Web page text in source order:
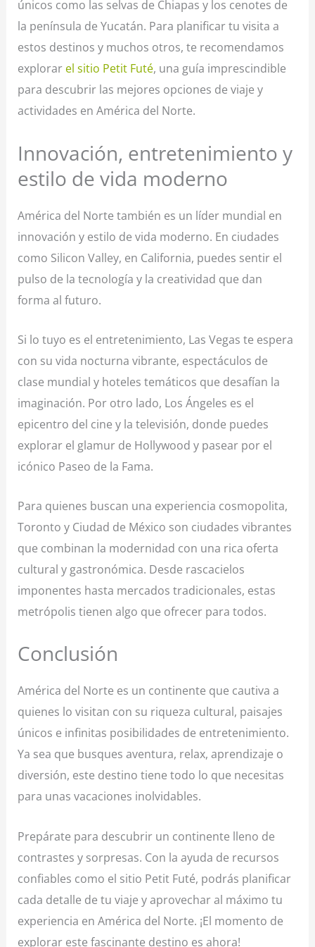
únicos como las selvas de Chiapas y los cenotes de
la península de Yucatán. Para planificar tu visita a
estos destinos y muchos otros, te recomendamos
explorar el sitio Petit Futé, una guía imprescindible
para descubrir las mejores opciones de viaje y
actividades en América del Norte.
Innovación, entretenimiento y
estilo de vida moderno
América del Norte también es un líder mundial en
innovación y estilo de vida moderno. En ciudades
como Silicon Valley, en California, puedes sentir el
pulso de la tecnología y la creatividad que dan
forma al futuro.
Si lo tuyo es el entretenimiento, Las Vegas te espera
con su vida nocturna vibrante, espectáculos de
clase mundial y hoteles temáticos que desafían la
imaginación. Por otro lado, Los Ángeles es el
epicentro del cine y la televisión, donde puedes
explorar el glamur de Hollywood y pasear por el
icónico Paseo de la Fama.
Para quienes buscan una experiencia cosmopolita,
Toronto y Ciudad de México son ciudades vibrantes
que combinan la modernidad con una rica oferta
cultural y gastronómica. Desde rascacielos
imponentes hasta mercados tradicionales, estas
metrópolis tienen algo que ofrecer para todos.
Conclusión
América del Norte es un continente que cautiva a
quienes lo visitan con su riqueza cultural, paisajes
únicos e infinitas posibilidades de entretenimiento.
Ya sea que busques aventura, relax, aprendizaje o
diversión, este destino tiene todo lo que necesitas
para unas vacaciones inolvidables.
Prepárate para descubrir un continente lleno de
contrastes y sorpresas. Con la ayuda de recursos
confiables como el sitio Petit Futé, podrás planificar
cada detalle de tu viaje y aprovechar al máximo tu
experiencia en América del Norte. ¡El momento de
explorar este fascinante destino es ahora!